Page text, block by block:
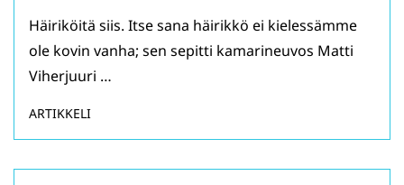
Häiriköitä siis. Itse sana häirikkö ei kielessämme
ole kovin vanha; sen sepitti kamarineuvos Matti
Viherjuuri …
ARTIKKELI